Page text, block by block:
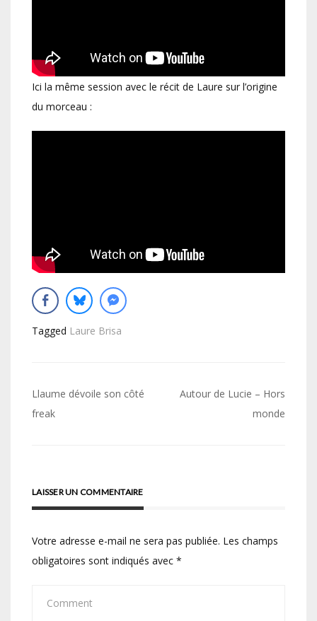
Ici la même session avec le récit de Laure sur l’origine
du morceau :
Tagged Laure Brisa
Navigation
de
Llaume dévoile son côté
freak
Autour de Lucie – Hors
monde
LAISSER UN COMMENTAIRE
Votre adresse e-mail ne sera pas publiée. Les champs
obligatoires sont indiqués avec *